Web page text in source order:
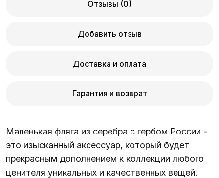
Отзывы (0)
Добавить отзыв
Доставка и оплата
Гарантия и возврат
Маленькая фляга из серебра с гербом России -
это изысканный аксессуар, который будет
прекрасным дополнением к коллекции любого
ценителя уникальных и качественных вещей.